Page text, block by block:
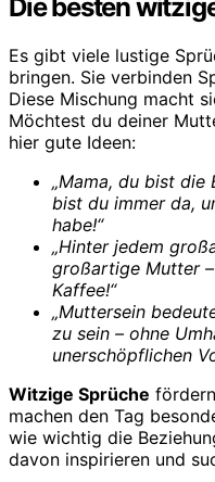
Die besten
Es gibt viele lustige
bringen. Sie verbinden
Diese Mischung macht
Möchtest du deiner
hier gute Ideen:
„Mama, du bist die
bist du immer da,
habe!“
„Hinter jedem
großartige Mutter
Kaffee!“
„Muttersein
zu sein – ohne
unerschöpflichen
Witzige Sprüche
machen den Tag
wie wichtig die
davon inspirieren und